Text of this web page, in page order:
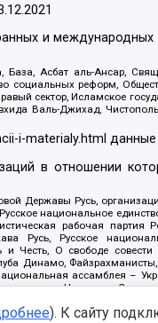
и
Асбат аль-Ансар,
социальных реформ,
сектор, Исламское
Валь-Джихад,
i-materialy.html
в отношении
Державы Русь,
национальное
рабочая
Русь, Русское
О свободе
Динамо,
ассамблея –
Народная
Фирма,
). К сайту